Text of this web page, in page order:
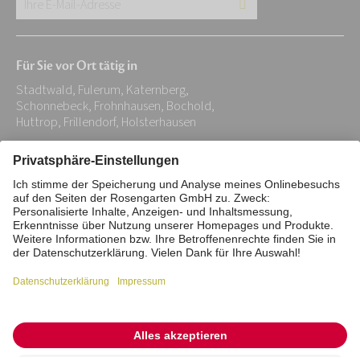
E-
Adresse:
*
Für Sie vor Ort tätig in
Stadtwald, Fulerum, Katernberg,
Schonnebeck, Frohnhausen, Bochold,
Huttrop, Frillendorf, Holsterhausen
Impressum Datenschutz
Stiftung
Interne Meldestelle
Zahlungsmittel
Barrierefreiheitserklärung
Vertrag widerrufen